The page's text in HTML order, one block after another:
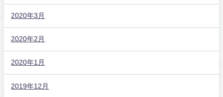
2020年3月
2020年2月
2020年1月
2019年12月